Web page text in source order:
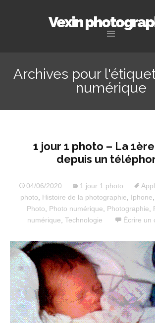
Vexin
contenu
principal
Archives pour
numérique
1 jour 1 photo – La
depuis un
04/06/2020 1 jour 1 photo
photo
Histoire de la photographie Iphone
Photo
Photo numérique Photographie
numérique Technologie Écrire un